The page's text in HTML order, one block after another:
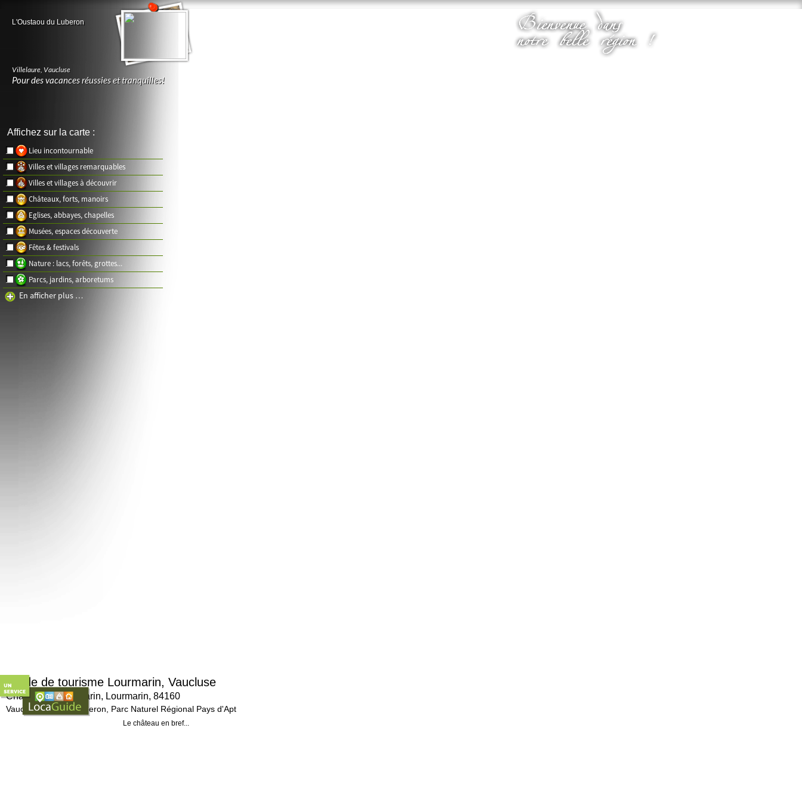
Château de Lourmarin, Lourmarin, 84160
Guide de tourisme Lourmarin, Vaucluse
Vaucluse (84), Le Luberon, Parc Naturel Régional Pays d'Apt
Le château en bref...
L'Oustaou du Luberon
Villelaure, Vaucluse
Pour des vacances réussies et tranquilles!
Affichez sur la carte :
Lieu incontournable
Villes et villages remarquables
Villes et villages à découvrir
Châteaux, forts, manoirs
Eglises, abbayes, chapelles
Musées, espaces découverte
Fêtes & festivals
Nature : lacs, forêts, grottes...
Parcs, jardins, arboretums
En afficher plus …